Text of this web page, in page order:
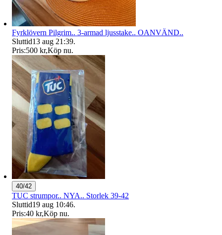
Fyrklövern Pilgrim.. 3-armad ljusstake.. OANVÄND..
Sluttid13 aug 21:39.
Pris:500 kr,Köp nu.
40/42
TUC strumpor.. NYA.. Storlek 39-42
Sluttid19 aug 10:46.
Pris:40 kr,Köp nu.